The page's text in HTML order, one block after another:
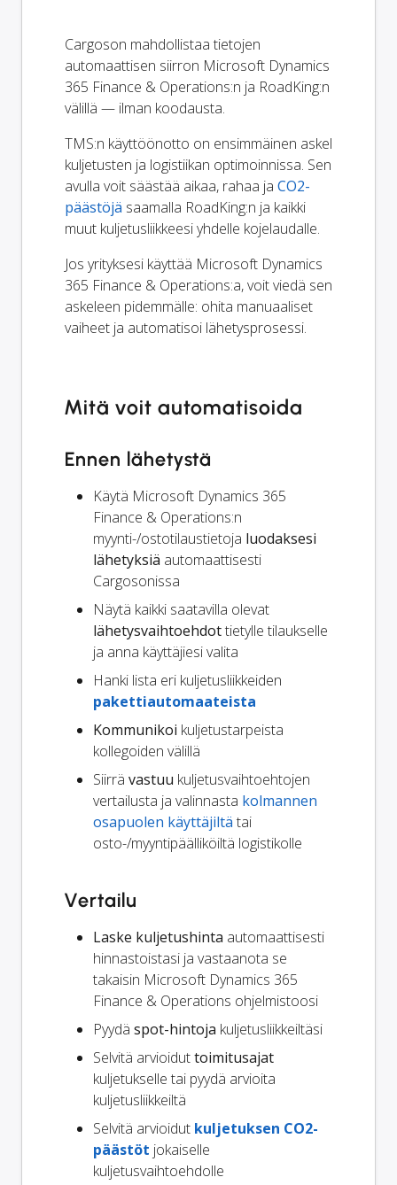
Cargoson mahdollistaa tietojen
automaattisen siirron Microsoft Dynamics
365 Finance & Operations:n ja RoadKing:n
välillä — ilman koodausta.
TMS:n käyttöönotto on ensimmäinen askel
kuljetusten ja logistiikan optimoinnissa. Sen
avulla voit säästää aikaa, rahaa ja CO2-
päästöjä saamalla RoadKing:n ja kaikki
muut kuljetusliikkeesi yhdelle kojelaudalle.
Jos yrityksesi käyttää Microsoft Dynamics
365 Finance & Operations:a, voit viedä sen
askeleen pidemmälle: ohita manuaaliset
vaiheet ja automatisoi lähetysprosessi.
Mitä voit automatisoida
Ennen lähetystä
Käytä Microsoft Dynamics 365
Finance & Operations:n
myynti-/ostotilaustietoja luodaksesi
lähetyksiä automaattisesti
Cargosonissa
Näytä kaikki saatavilla olevat
lähetysvaihtoehdottietylle tilaukselle
ja anna käyttäjiesi valita
Hanki lista eri kuljetusliikkeiden
pakettiautomaateista
Kommunikoi kuljetustarpeista
kollegoiden välillä
Siirrä vastuu kuljetusvaihtoehtojen
vertailusta ja valinnasta kolmannen
osapuolen käyttäjiltä tai
osto-/myyntipäälliköiltä logistikolle
Vertailu
Laske kuljetushinta automaattisesti
hinnastoistasi ja vastaanota se
takaisin Microsoft Dynamics 365
Finance & Operations ohjelmistoosi
Pyydä spot-hintoja kuljetusliikkeiltäsi
Selvitä arvioiduttoimitusajat
kuljetukselle tai pyydä arvioita
kuljetusliikkeiltä
Selvitä arvioidut kuljetuksen CO2-
päästöt jokaiselle
kuljetusvaihtoehdolle